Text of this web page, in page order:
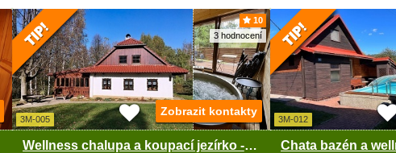
10
3 hodnocení
3M-005
Wellness chalupa a koupací jezírko - Radhošť
Zobrazit kontakty
3M-012